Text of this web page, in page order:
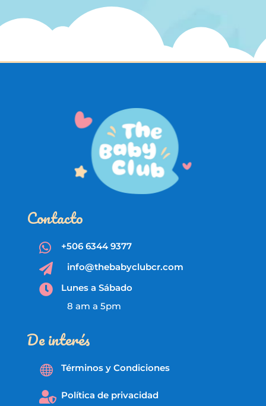
Contacto
 +506 6344 9377
 info@thebabyclubcr.com

Lunes a Sábado
8 am a 5pm
De interés
 Términos y Condiciones
 Política de privacidad